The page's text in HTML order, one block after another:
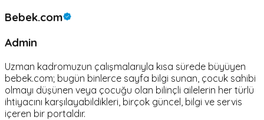
Bebek.com
Admin
Uzman kadromuzun çalışmalarıyla kısa sürede büyüyen
bebek.com; bugün binlerce sayfa bilgi sunan, çocuk sahibi
olmayı düşünen veya çocuğu olan bilinçli ailelerin her türlü
ihtiyacını karşılayabildikleri, birçok güncel, bilgi ve servis
içeren bir portaldır.